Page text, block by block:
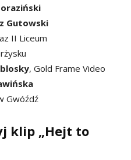
Gutowski
II Liceum
, Gold Frame Video
Gwóźdź
klip „Hejt to